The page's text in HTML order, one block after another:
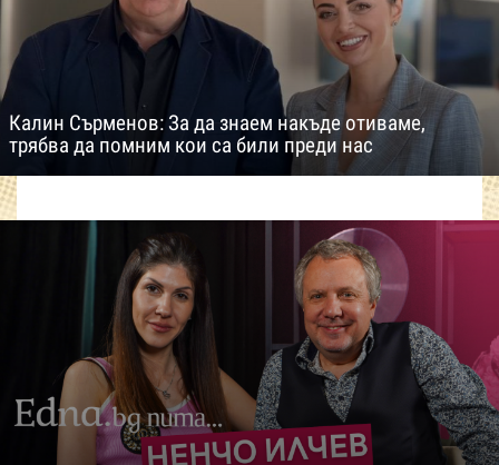
Калин Сърменов: За да знаем накъде отиваме,
трябва да помним кои са били преди нас